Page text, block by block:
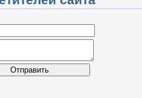
Отправить